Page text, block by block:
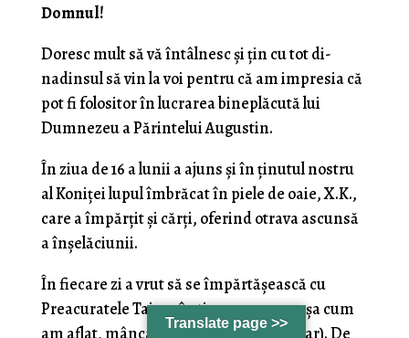
Domnul!
Doresc mult să vă întâlnesc şi ţin cu tot di­
nadinsul să vin la voi pentru că am impresia că
pot fi folositor în lucrarea bineplăcută lui
Dumnezeu a Părintelui Augustin.
În ziua de 16 a lunii a ajuns şi în ţinutul nostru
al Koniţei lupul îmbrăcat în piele de oaie, X.K.,
care a împărţit şi cărţi, oferind otrava ascunsă
a înşelăciunii.
În fiecare zi a vrut să se împărtăşească cu
Preacuratele Taine, în timp ce seara, aşa cum
am aflat, mânca cocoreţi (carne la grătar). De
Translate page >>